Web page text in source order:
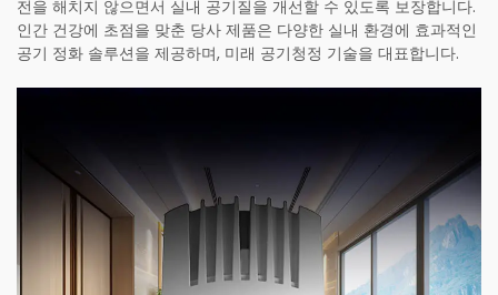
전을 해치지 않으면서 실내 공기질을 개선할 수 있도록 보장합니다.
인간 건강에 초점을 맞춘 당사 제품은 다양한 실내 환경에 효과적인
공기 정화 솔루션을 제공하며, 미래 공기청정 기술을 대표합니다.